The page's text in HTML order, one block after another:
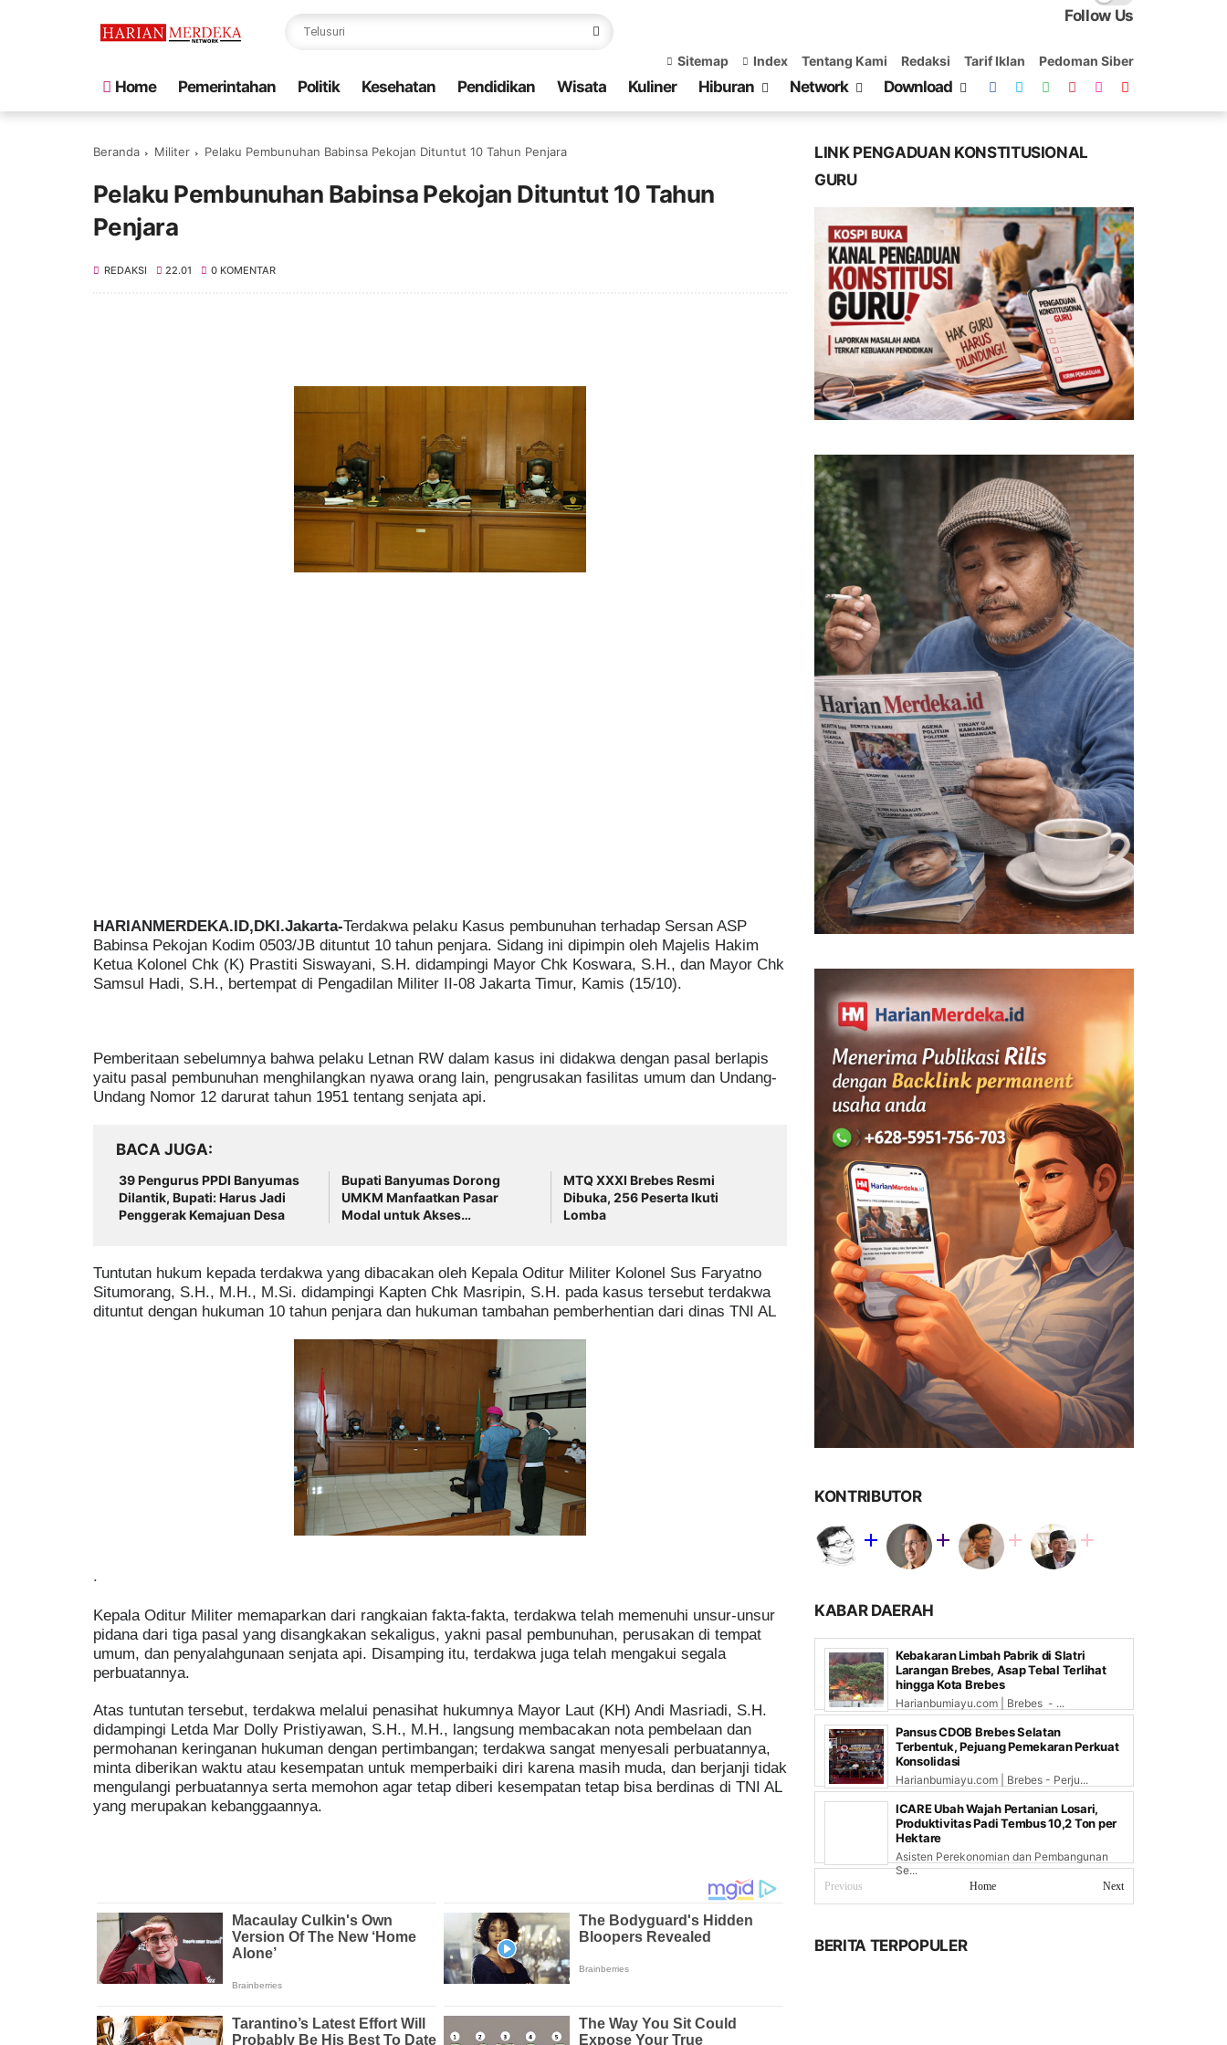
Follow Us
Sitemap Index Tentang Kami Redaksi Tarif Iklan Pedoman Siber
Home Pemerintahan Politik Kesehatan Pendidikan Wisata Kuliner Hiburan Network Download
Beranda Militer Pelaku Pembunuhan Babinsa Pekojan Dituntut 10 Tahun Penjara
Pelaku Pembunuhan Babinsa Pekojan Dituntut 10 Tahun
Penjara
REDAKSI 22.01 0 KOMENTAR
HARIANMERDEKA.ID,DKI.Jakarta-Terdakwa pelaku Kasus pembunuhan terhadap Sersan ASP
Babinsa Pekojan Kodim 0503/JB dituntut 10 tahun penjara. Sidang ini dipimpin oleh Majelis Hakim
Ketua Kolonel Chk (K) Prastiti Siswayani, S.H. didampingi Mayor Chk Koswara, S.H., dan Mayor Chk
Samsul Hadi, S.H., bertempat di Pengadilan Militer II-08 Jakarta Timur, Kamis (15/10).
Pemberitaan sebelumnya bahwa pelaku Letnan RW dalam kasus ini didakwa dengan pasal berlapis
yaitu pasal pembunuhan menghilangkan nyawa orang lain, pengrusakan fasilitas umum dan Undang-
Undang Nomor 12 darurat tahun 1951 tentang senjata api.
BACA JUGA
39 Pengurus PPDI Banyumas
Dilantik, Bupati: Harus Jadi
Penggerak Kemajuan Desa
Bupati Banyumas Dorong
UMKM Manfaatkan Pasar
Modal untuk Akses
MTQ XXXI Brebes Resmi
Dibuka, 256 Peserta Ikuti
Lomba
Tuntutan hukum kepada terdakwa yang dibacakan oleh Kepala Oditur Militer Kolonel Sus Faryatno
Situmorang, S.H., M.H., M.Si. didampingi Kapten Chk Masripin, S.H. pada kasus tersebut terdakwa
dituntut dengan hukuman 10 tahun penjara dan hukuman tambahan pemberhentian dari dinas TNI AL
.
Kepala Oditur Militer memaparkan dari rangkaian fakta-fakta, terdakwa telah memenuhi unsur-unsur
pidana dari tiga pasal yang disangkakan sekaligus, yakni pasal pembunuhan, perusakan di tempat
umum, dan penyalahgunaan senjata api. Disamping itu, terdakwa juga telah mengakui segala
perbuatannya.
Atas tuntutan tersebut, terdakwa melalui penasihat hukumnya Mayor Laut (KH) Andi Masriadi, S.H.
didampingi Letda Mar Dolly Pristiyawan, S.H., M.H., langsung membacakan nota pembelaan dan
permohanan keringanan hukuman dengan pertimbangan; terdakwa sangat menyesali perbuatannya,
minta diberikan waktu atau kesempatan untuk memperbaiki diri karena masih muda, dan berjanji tidak
mengulangi perbuatannya serta memohon agar tetap diberi kesempatan tetap bisa berdinas di TNI AL
yang merupakan kebanggaannya.
LINK PENGADUAN KONSTITUSIONAL
GURU
KONTRIBUTOR
KABAR DAERAH
Kebakaran Limbah Pabrik di Slatri
Larangan Brebes, Asap Tebal Terlihat
hingga Kota Brebes
Harianbumiayu.com | Brebes - ...
Pansus CDOB Brebes Selatan
Terbentuk, Pejuang Pemekaran Perkuat
Konsolidasi
Harianbumiayu.com | Brebes - Perju...
ICARE Ubah Wajah Pertanian Losari,
Produktivitas Padi Tembus 10,2 Ton per
Hektare
Asisten Perekonomian dan Pembangunan
Se...
Previous Next
Home
BERITA TERPOPULER